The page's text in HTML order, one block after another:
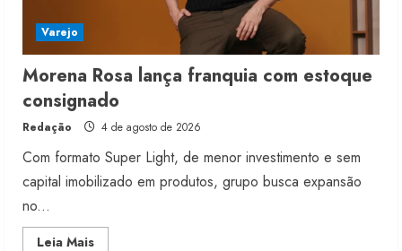
Varejo
Morena Rosa lança franquia com estoque
consignado
Redação 4 de agosto de 2026
Com formato Super Light, de menor investimento e sem
capital imobilizado em produtos, grupo busca expansão
no...
Leia MaisRead